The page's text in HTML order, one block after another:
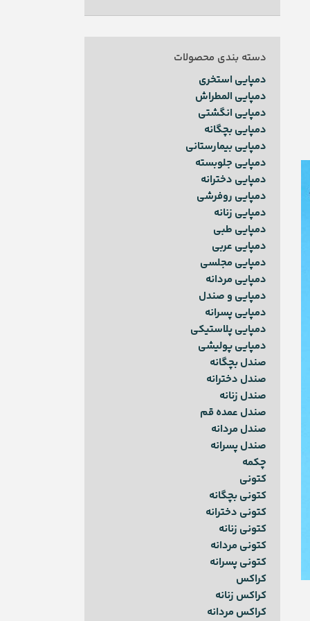
دسته بندی محصولات
دمپایی استخری
دمپایی المطراش
دمپایی انگشتی
دمپایی بچگانه
دمپایی بیمارستانی
دمپایی جلوبسته
دمپایی دخترانه
دمپایی روفرشی
دمپایی زنانه
دمپایی طبی
دمپایی عربی
دمپایی مجلسی
دمپایی مردانه
دمپایی و صندل
دمپایی پسرانه
دمپایی پلاستیکی
دمپایی پولیشی
صندل بچگانه
صندل دخترانه
صندل زنانه
صندل عمده قم
صندل مردانه
صندل پسرانه
چکمه
کتونی
کتونی بچگانه
کتونی دخترانه
کتونی زنانه
کتونی مردانه
کتونی پسرانه
کراکس
کراکس زنانه
کراکس مردانه